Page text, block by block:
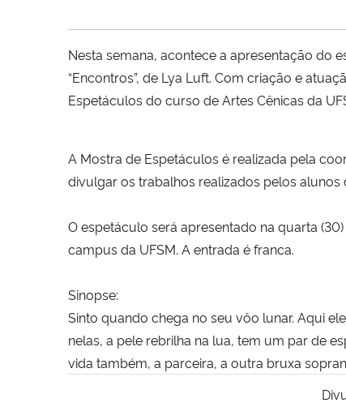
Nesta semana, acontece a apresentação do
“Encontros”, de Lya Luft. Com criação e
Espetáculos do curso de Artes Cênicas da
A Mostra de Espetáculos é realizada pela
divulgar os trabalhos realizados pelos alunos
O espetáculo será apresentado na quarta
campus da UFSM. A entrada é franca.
Sinopse:
Sinto quando chega no seu vôo lunar. Aqui
nelas, a pele rebrilha na lua, tem um par de
vida também, a parceira, a outra bruxa